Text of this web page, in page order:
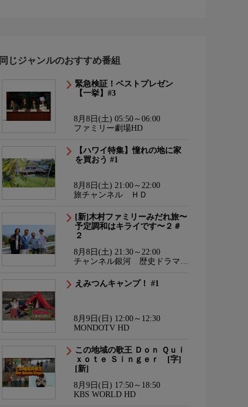
同じジャンルのおすすめ番組
緊急検証！ベストプレゼン
【一挙】#3
8月8日(土) 05:50～06:00
ファミリー劇場HD
【ハワイ特集】憧れの地に家
を買おう #1
8月8日(土) 21:00～22:00
旅チャンネル ＨＤ
[新]木村ファミリーみだれ旅〜
予定調和はキライです〜２＃
２
8月8日(土) 21:30～22:00
チャンネル銀河 歴史ドラマ・
えみつんキャンプ！ #1
8月9日(日) 12:00～12:30
MONDOTV HD
この地域の歌王 Ｄｏｎ Ｑｕｉ
ｘｏｔｅ Ｓｉｎｇｅｒ [字]
[新]
8月9日(日) 17:50～18:50
KBS WORLD HD